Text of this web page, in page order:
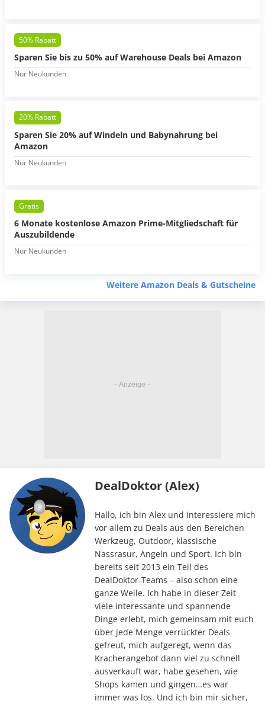
50% Rabatt
Sparen Sie bis zu 50% auf Warehouse Deals bei Amazon
Nur Neukunden
20% Rabatt
Sparen Sie 20% auf Windeln und Babynahrung bei
Amazon
Nur Neukunden
Gratis
6 Monate kostenlose Amazon Prime-Mitgliedschaft für
Auszubildende
Nur Neukunden
Weitere Amazon Deals & Gutscheine
DealDoktor (Alex)
Hallo, ich bin Alex und interessiere mich
vor allem zu Deals aus den Bereichen
Werkzeug, Outdoor, klassische
Nassrasur, Angeln und Sport. Ich bin
bereits seit 2013 ein Teil des
DealDoktor-Teams – also schon eine
ganze Weile. Ich habe in dieser Zeit
viele interessante und spannende
Dinge erlebt, mich gemeinsam mit euch
über jede Menge verrückter Deals
gefreut, mich aufgeregt, wenn das
Kracherangebot dann viel zu schnell
ausverkauft war, habe gesehen, wie
Shops kamen und gingen…es war
immer was los. Und ich bin mir sicher,